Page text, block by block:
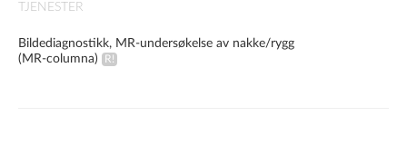
TJENESTER
Bildediagnostikk, MR-undersøkelse av nakke/rygg
(MR-columna)